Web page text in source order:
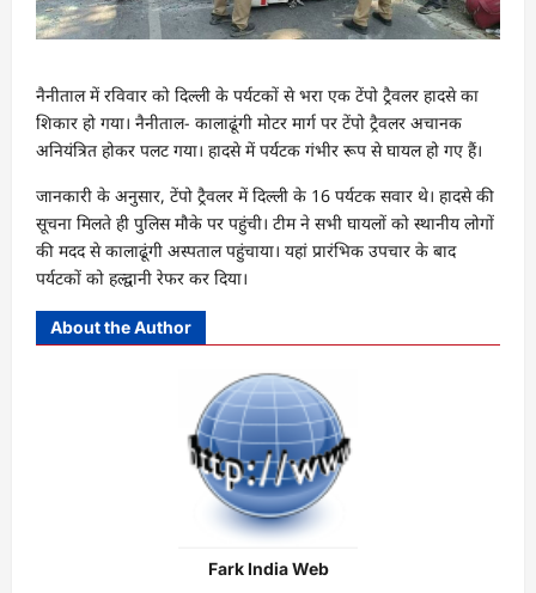
नैनीताल में रविवार को दिल्ली के पर्यटकों से भरा एक टेंपो ट्रैवलर हादसे का
शिकार हो गया। नैनीताल- कालाढूंगी मोटर मार्ग पर टेंपो ट्रैवलर अचानक
अनियंत्रित होकर पलट गया। हादसे में पर्यटक गंभीर रूप से घायल हो गए हैं।
जानकारी के अनुसार, टेंपो ट्रैवलर में दिल्ली के 16 पर्यटक सवार थे। हादसे की
सूचना मिलते ही पुलिस मौके पर पहुंची। टीम ने सभी घायलों को स्थानीय लोगों
की मदद से कालाढूंगी अस्पताल पहुंचाया। यहां प्रारंभिक उपचार के बाद
पर्यटकों को हल्द्वानी रेफर कर दिया।
About the Author
Fark India Web